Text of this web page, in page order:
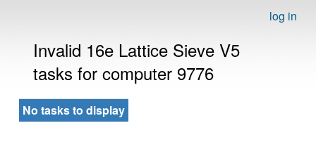
log in
Invalid 16e Lattice Sieve V5
tasks for computer 9776
No tasks to display